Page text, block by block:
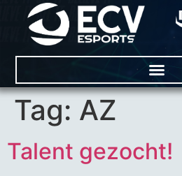
Tag: AZ
Talent gezocht!